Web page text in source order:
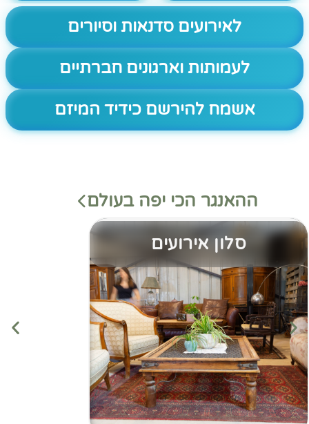
לאירועים סדנאות וסיורים
לעמותות וארגונים חברתיים
אשמח להירשם כידיד המיזם
ההאנגר הכי יפה בעולם
סלון אירועים